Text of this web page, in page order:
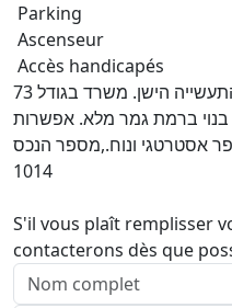
Parking
Ascenseur
Accès handicapés
להשכרה בבניין יהלום 1 שבאזור התעשייה הישן. משרד בגודל 73
בנוי ברמת גמר מלא. אפשרות
אסטרטגי ונוח.,מספר הנכס
1014
S'il vous plaît remplisser
contacterons dès que